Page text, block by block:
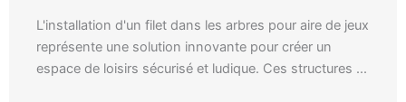
L'installation d'un filet dans les arbres pour aire de jeux
représente une solution innovante pour créer un
espace de loisirs sécurisé et ludique. Ces structures ...